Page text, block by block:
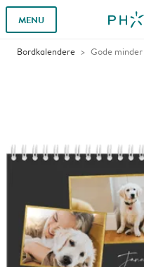
MENU
Bordkalendere Gode minder